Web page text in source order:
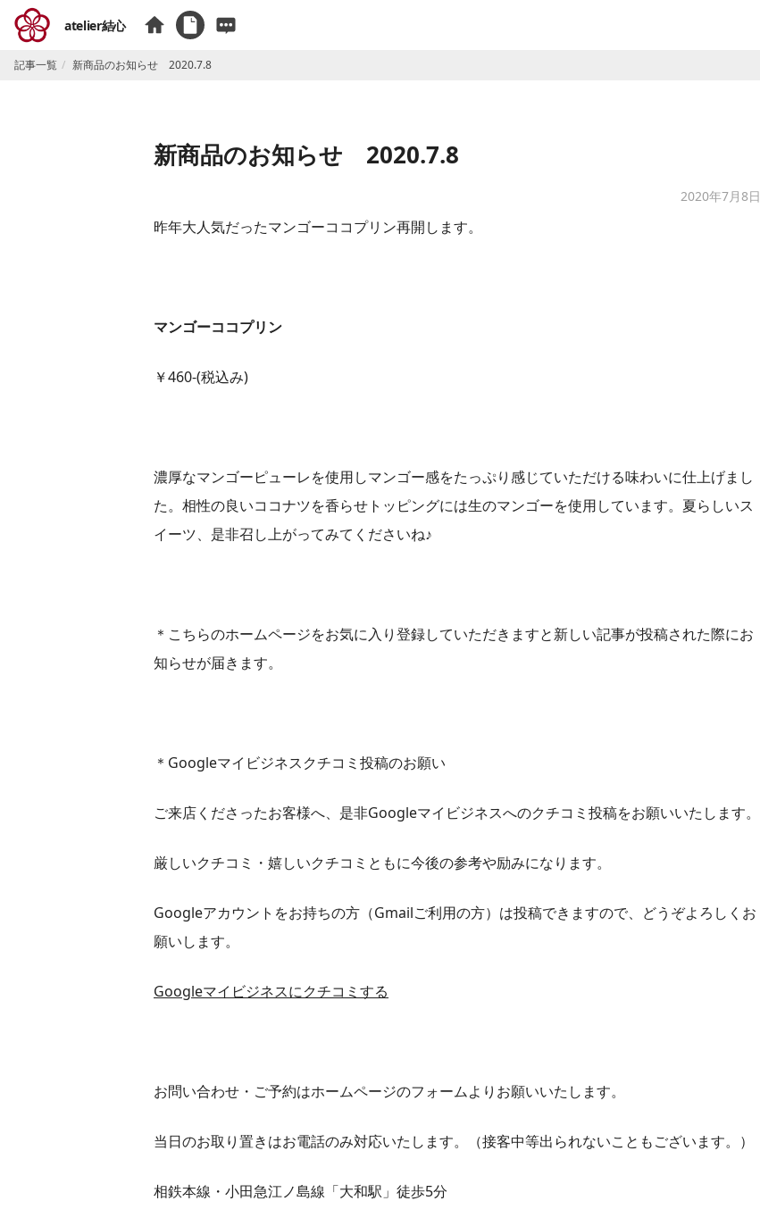
atelier結心
記事一覧 新商品のお知らせ 2020.7.8
新商品のお知らせ 2020.7.8
2020年7月8日
昨年大人気だったマンゴーココプリン再開します。
マンゴーココプリン​
​￥460-(税込み)
濃厚なマンゴーピューレを使用しマンゴー感をたっぷり感じていただける味わいに仕上げまし
た。相性の良いココナツを香らせトッピングには生のマンゴーを使用しています。 夏らしいス
イーツ、是非召し上がってみてくださいね♪
＊こちらのホームページをお気に入り登録していただきますと新しい記事が投稿された際にお
知らせが届きます。
＊Googleマイビジネスクチコミ投稿のお願い
ご来店くださったお客様へ、是非Googleマイビジネスへのクチコミ投稿をお願いいたします。
厳しいクチコミ・嬉しいクチコミともに今後の参考や励みになります。
Googleアカウントをお持ちの方（Gmailご利用の方）は投稿できますので、どうぞよろしくお
願いします。
Googleマイビジネスにクチコミする
お問い合わせ・ご予約はホームページのフォームよりお願いいたします。
当日のお取り置きはお電話のみ対応いたします。（接客中等出られないこともございます。）
相鉄本線・小田急江ノ島線「大和駅」徒歩5分